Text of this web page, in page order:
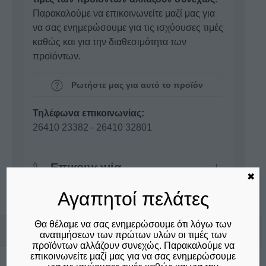
Παρακαλούμε να επικοινωνείτε μαζί μας για
να σας ενημερώσουμε για τις ισχύουσες τιμές
καθώς και για την διαθεσιμότητα των
προϊόντων.
Ρωτήστε μας για αυτό το προϊόν
Τηλέφωνα επικοινωνίας:
26410 23382 - 26410 32801
Επικοινωνία
Σχετικά προϊόντα
Αγαπητοί πελάτες
Θα θέλαμε να σας ενημερώσουμε ότι λόγω των
ανατιμήσεων των πρώτων υλών οι τιμές των
προϊόντων αλλάζουν συνεχώς. Παρακαλούμε να
επικοινωνείτε μαζί μας για να σας ενημερώσουμε
✖